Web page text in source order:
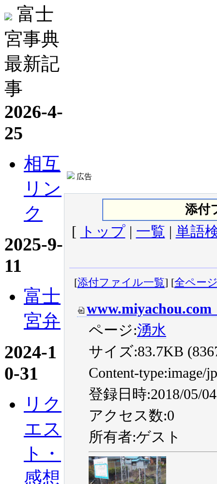
富士
宮事典
最新記
事
2026-4-
25
相互
リン
ク
2025-9-
11
富士
宮弁
2024-1
0-31
リク
エス
ト・
感想
広告
添付
[ トップ| 一覧 | 単語
[添付ファイル一覧] [全ペー
ページ:湧水
サイズ:83.7KB
Content-type:image/
登録日時:2018/05/
アクセス数:0
所有者:ゲスト